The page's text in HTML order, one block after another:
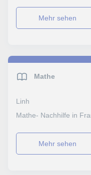
Mehr sehen
Mathe
Linh
Mathe- Nachhilfe in
Mehr sehen